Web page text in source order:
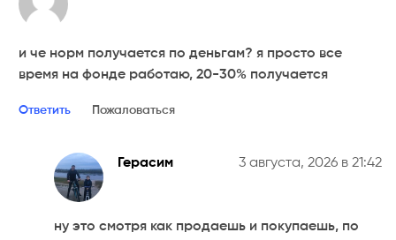
и че норм получается по деньгам? я просто все
время на фонде работаю, 20-30% получается
Ответить Пожаловаться
Герасим 3 августа, 2026 в 21:42
ну это смотря как продаешь и покупаешь, по